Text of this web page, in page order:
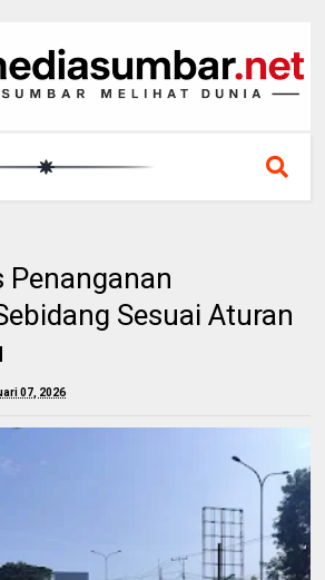
Penanganan
Sesuai Aturan
07, 2026